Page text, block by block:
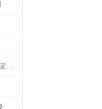
brookfield粘度计/流变仪技术指南3--淀粉粘度测定方法